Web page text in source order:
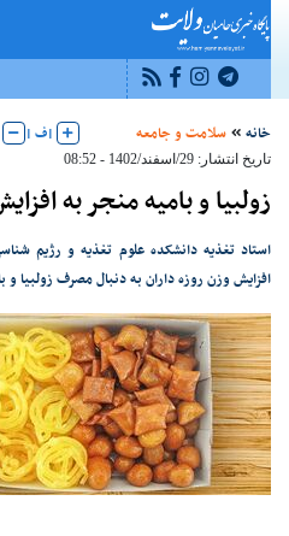
خانه سلامت و جامعه |ف |
تاریخ انتشار: 29/اسفند/1402 - 08:52
زولبیا و بامیه منجر به
استاد تغذیه دانشکده علوم تغذیه و رژیم
افزایش وزن روزه داران به دنبال مصرف زولبیا